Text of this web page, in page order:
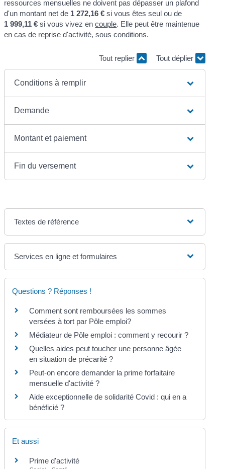
ressources mensuelles ne doivent pas dépasser un plafond
d'un montant net de 1 272,16 € si vous êtes seul ou de
1 999,11 € si vous vivez encouple. Elle peut être maintenue
en cas de reprise d'activité, sous conditions.
Tout replier Tout déplier
Conditions à remplir
Demande
Montant et paiement
Fin du versement
Textes de référence
Services en ligne et formulaires
Questions ? Réponses !
Comment sont remboursées les sommes
versées à tort par Pôle emploi?
Médiateur de Pôle emploi : comment y recourir ?
Quelles aides peut toucher une personne âgée
en situation de précarité ?
Peut-on encore demander la prime forfaitaire
mensuelle d'activité ?
Aide exceptionnelle de solidarité Covid : qui en a
bénéficié ?
Et aussi
Prime d'activité